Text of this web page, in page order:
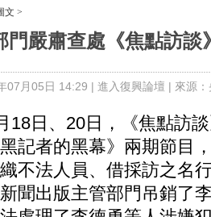
文 >
門嚴肅查處《焦點訪談
07月05日 14:29 | 進入復興論壇 | 來源
日、20日，《焦點訪
記者的黑幕》兩期節目
不法人員、借採訪之名
聞出版主管部門吊銷了